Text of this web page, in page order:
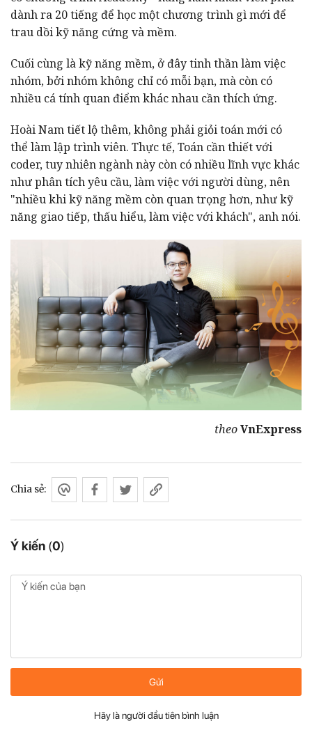
dành ra 20 tiếng để học một chương trình gì mới để
trau dồi kỹ năng cứng và mềm.
Cuối cùng là kỹ năng mềm, ở đây tinh thần làm việc
nhóm, bởi nhóm không chỉ có mỗi bạn, mà còn có
nhiều cá tính quan điểm khác nhau cần thích ứng.
Hoài Nam tiết lộ thêm, không phải giỏi toán mới có
thể làm lập trình viên. Thực tế, Toán cần thiết với
coder, tuy nhiên ngành này còn có nhiều lĩnh vực khác
như phân tích yêu cầu, làm việc với người dùng, nên
"nhiều khi kỹ năng mềm còn quan trọng hơn, như kỹ
năng giao tiếp, thấu hiểu, làm việc với khách", anh nói.
theoVnExpress
Ý kiến (0)
Chia sẻ:
Gửi
Hãy là người đầu tiên bình luận